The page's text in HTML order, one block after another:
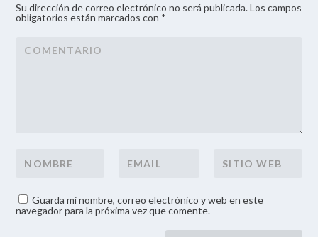
Su dirección de correo electrónico no será publicada. Los campos
obligatorios están marcados con *
Guarda mi nombre, correo electrónico y web en este
navegador para la próxima vez que comente.